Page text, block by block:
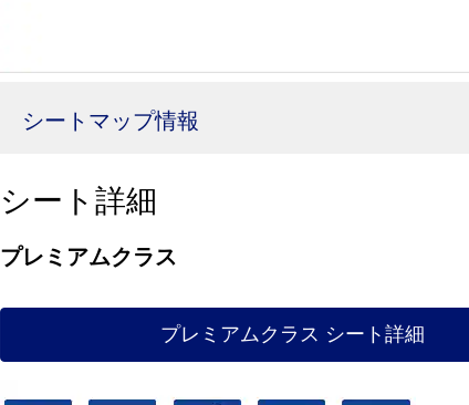
シートマップ情報
シート詳細
プレミアムクラス
プレミアムクラス シート詳細